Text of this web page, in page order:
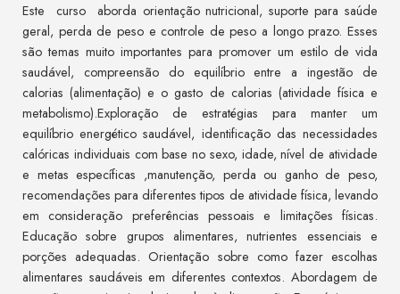
Este curso aborda orientação nutricional, suporte para saúde
geral, perda de peso e controle de peso a longo prazo. Esses
são temas muito importantes para promover um estilo de vida
saudável, compreensão do equilíbrio entre a ingestão de
calorias (alimentação) e o gasto de calorias (atividade física e
metabolismo).Exploração de estratégias para manter um
equilíbrio energético saudável, identificação das necessidades
calóricas individuais com base no sexo, idade, nível de atividade
e metas específicas ,manutenção, perda ou ganho de peso,
recomendações para diferentes tipos de atividade física, levando
em consideração preferências pessoais e limitações físicas.
Educação sobre grupos alimentares, nutrientes essenciais e
porções adequadas. Orientação sobre como fazer escolhas
alimentares saudáveis em diferentes contextos. Abordagem de